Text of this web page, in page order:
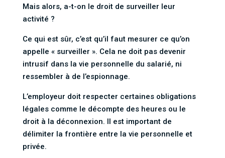
Mais alors, a-t-on le droit de surveiller leur
activité ?
Ce qui est sûr, c’est qu’il faut mesurer ce qu’on
appelle « surveiller ». Cela ne doit pas devenir
intrusif dans la vie personnelle du salarié, ni
ressembler à de l’espionnage.
L’employeur doit respecter certaines obligations
légales comme le décompte des heures ou le
droit à la déconnexion. Il est important de
délimiter la frontière entre la vie personnelle et
privée.